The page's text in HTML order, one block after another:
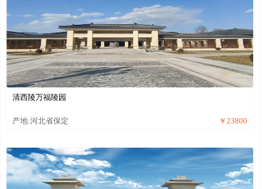
清西陵万福陵园
产地:河北省保定 ￥23800